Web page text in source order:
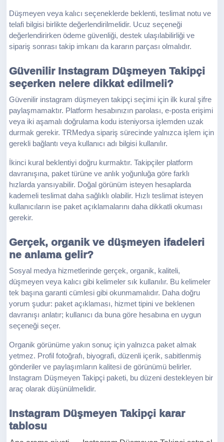
Düşmeyen veya kalıcı seçeneklerde beklenti, teslimat notu ve
telafi bilgisi birlikte değerlendirilmelidir. Ucuz seçeneği
değerlendirirken ödeme güvenliği, destek ulaşılabilirliği ve
sipariş sonrası takip imkanı da kararın parçası olmalıdır.
Güvenilir Instagram Düşmeyen Takipçi
seçerken nelere dikkat edilmeli?
Güvenilir instagram düşmeyen takipçi seçimi için ilk kural şifre
paylaşmamaktır. Platform hesabınızın parolası, e-posta erişimi
veya iki aşamalı doğrulama kodu isteniyorsa işlemden uzak
durmak gerekir. TRMedya sipariş sürecinde yalnızca işlem için
gerekli bağlantı veya kullanıcı adı bilgisi kullanılır.
İkinci kural beklentiyi doğru kurmaktır. Takipçiler platform
davranışına, paket türüne ve anlık yoğunluğa göre farklı
hızlarda yansıyabilir. Doğal görünüm isteyen hesaplarda
kademeli teslimat daha sağlıklı olabilir. Hızlı teslimat isteyen
kullanıcıların ise paket açıklamalarını daha dikkatli okuması
gerekir.
Gerçek, organik ve düşmeyen ifadeleri
ne anlama gelir?
Sosyal medya hizmetlerinde gerçek, organik, kaliteli,
düşmeyen veya kalıcı gibi kelimeler sık kullanılır. Bu kelimeler
tek başına garanti cümlesi gibi okunmamalıdır. Daha doğru
yorum şudur: paket açıklaması, hizmet tipini ve beklenen
davranışı anlatır; kullanıcı da buna göre hesabına en uygun
seçeneği seçer.
Organik görünüme yakın sonuç için yalnızca paket almak
yetmez. Profil fotoğrafı, biyografi, düzenli içerik, sabitlenmiş
gönderiler ve paylaşımların kalitesi de görünümü belirler.
Instagram Düşmeyen Takipçi paketi, bu düzeni destekleyen bir
araç olarak düşünülmelidir.
Instagram Düşmeyen Takipçi karar
tablosu